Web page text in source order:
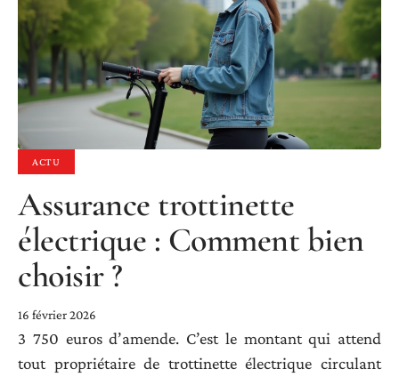
ACTU
Assurance trottinette
électrique : Comment bien
choisir ?
16 février 2026
3 750 euros d’amende. C’est le montant qui attend
tout propriétaire de trottinette électrique circulant